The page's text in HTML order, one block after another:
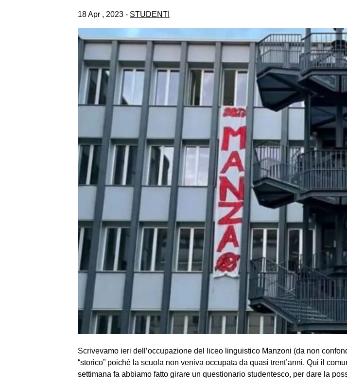
18 Apr , 2023 - STUDENTI
Scrivevamo ieri dell’occupazione del liceo linguistico Manzoni (da non
“storico” poiché la scuola non veniva occupata da quasi trent’anni. Qui il
settimana fa abbiamo fatto girare un questionario studentesco, per dare la